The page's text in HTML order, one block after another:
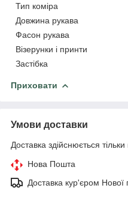
Тип коміра
Довжина рукава
Фасон рукава
Візерунки і принти
Застібка
Приховати
Умови доставки
Доставка здійснюється
Нова Пошта
Доставка кур'єром Нової